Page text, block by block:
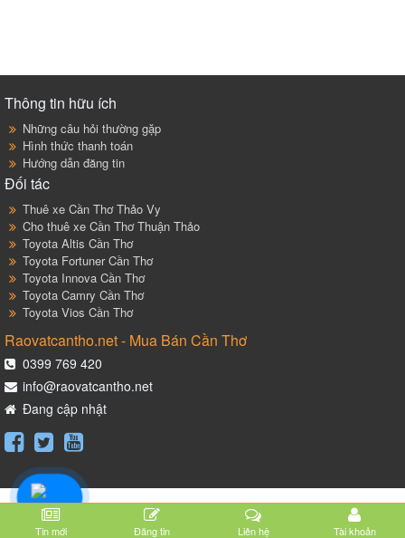
Thông tin hữu ích
Những câu hỏi thường gặp
Hình thức thanh toán
Hướng dẫn đăng tin
Đối tác
Thuê xe Cần Thơ Thảo Vy
Cho thuê xe Cần Thơ Thuận Thảo
Toyota Altis Cần Thơ
Toyota Fortuner Cần Thơ
Toyota Innova Cần Thơ
Toyota Camry Cần Thơ
Toyota Vios Cần Thơ
Raovatcantho.net - Mua Bán Cần Thơ
0399 769 420
info@raovatcantho.net
Đang cập nhật
Tin mới Đăng tin Liên hệ Tài khoản